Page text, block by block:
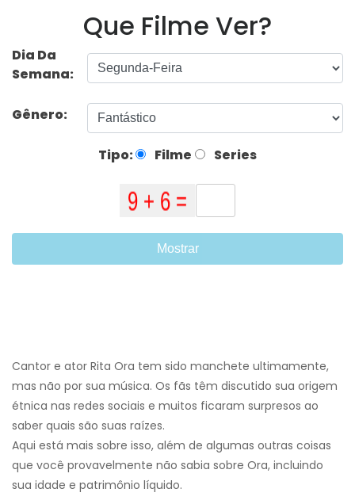
Que Filme Ver?
Dia Da
Semana:
Gênero:
Tipo: Filme Series
Mostrar
Cantor e ator Rita Ora tem sido manchete ultimamente,
mas não por sua música. Os fãs têm discutido sua origem
étnica nas redes sociais e muitos ficaram surpresos ao
saber quais são suas raízes.
Aqui está mais sobre isso, além de algumas outras coisas
que você provavelmente não sabia sobre Ora, incluindo
sua idade e patrimônio líquido.